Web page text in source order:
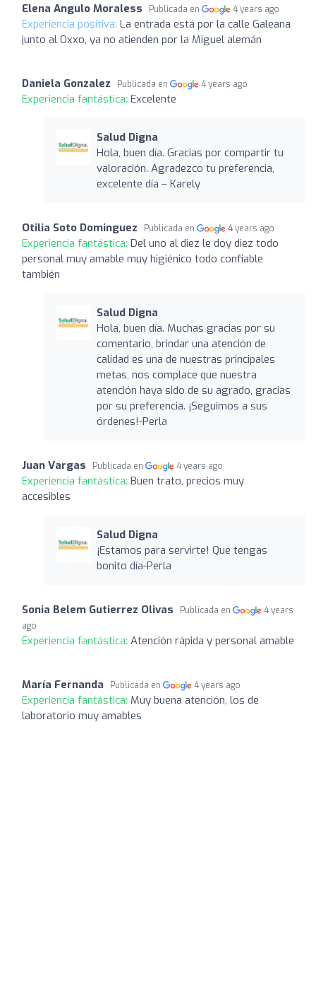
Elena Angulo Moraless Publicada en 4 years ago
Experiencia positiva: La entrada está por la calle Galeana
junto al Oxxo, ya no atienden por la Miguel alemán
Daniela Gonzalez Publicada en 4 years ago
Experiencia fantástica: Excelente
Salud Digna
Hola, buen día. Gracias por compartir tu
valoración. Agradezco tu preferencia,
excelente día – Karely
Otilia Soto Dominguez Publicada en 4 years ago
Experiencia fantástica: Del uno al diez le doy diez todo
personal muy amable muy higiénico todo confiable
también
Salud Digna
Hola, buen día. Muchas gracias por su
comentario, brindar una atención de
calidad es una de nuestras principales
metas, nos complace que nuestra
atención haya sido de su agrado, gracias
por su preferencia. ¡Seguimos a sus
órdenes!-Perla
Juan Vargas Publicada en 4 years ago
Experiencia fantástica: Buen trato, precios muy
accesibles
Salud Digna
¡Estamos para servirte! Que tengas
bonito día-Perla
Sonia Belem Gutierrez Olivas Publicada en
4 years
ago
Experiencia fantástica: Atención rápida y personal amable
María Fernanda Publicada en 4 years ago
Experiencia fantástica: Muy buena atención, los de
laboratorio muy amables